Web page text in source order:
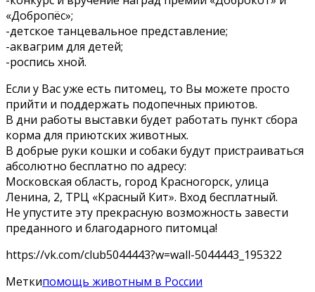
«Добропёс»;
-детское танцевальное представление;
-аквагрим для детей;
-роспись хной.
Если у Вас уже есть питомец, то Вы можете просто
прийти и поддержать подопечных приютов.
В дни работы выставки будет работать пункт сбора
корма для приютских животных.
В добрые руки кошки и собаки будут пристраиваться
абсолютно бесплатно по адресу:
Московская область, город Красногорск, улица
Ленина, 2, ТРЦ «Красный Кит». Вход бесплатный.
Не упустите эту прекрасную возможность завести
преданного и благодарного питомца!
https://vk.com/club5044443?w=wall-5044443_195322
Меткипомощь животным в России